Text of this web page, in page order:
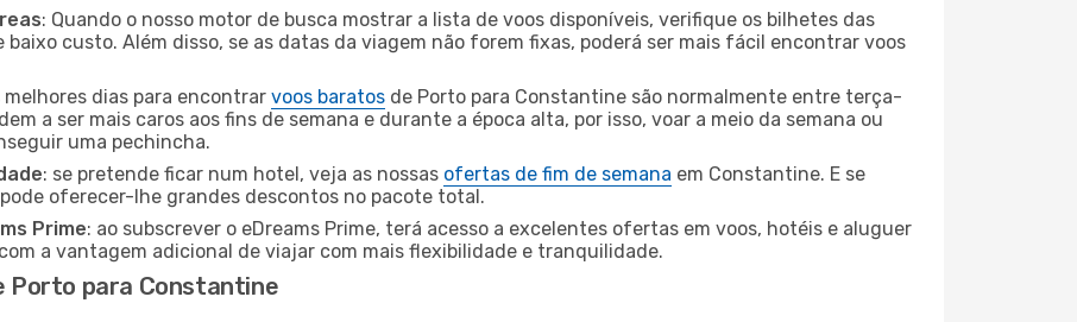
: Quando o nosso motor de busca mostrar a lista de voos disponíveis, verifique os bilhetes das
custo. Além disso, se as datas da viagem não forem fixas, poderá ser mais fácil encontrar voos
melhores dias para encontrar voos baratos de Porto para Constantine são normalmente entre terça-
a ser mais caros aos fins de semana e durante a época alta, por isso, voar a meio da semana ou
uma pechincha.
: se pretende ficar num hotel, veja as nossas ofertas de fim de semana em Constantine. E se
oferecer-lhe grandes descontos no pacote total.
Prime: ao subscrever o eDreams Prime, terá acesso a excelentes ofertas em voos, hotéis e aluguer
a vantagem adicional de viajar com mais flexibilidade e tranquilidade.
Porto para Constantine